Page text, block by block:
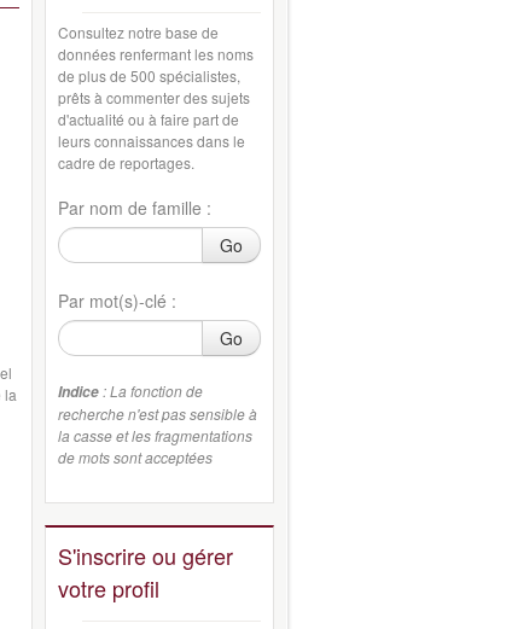
la
Consultez notre base de
données renfermant les noms
de plus de 500 spécialistes,
prêts à commenter des sujets
d'actualité ou à faire part de
leurs connaissances dans le
cadre de reportages.
Par nom de famille :
Go
Par mot(s)-clé :
Go
Indice : La fonction de
recherche n'est pas sensible à
la casse et les fragmentations
de mots sont acceptées
S'inscrire ou gérer
votre profil